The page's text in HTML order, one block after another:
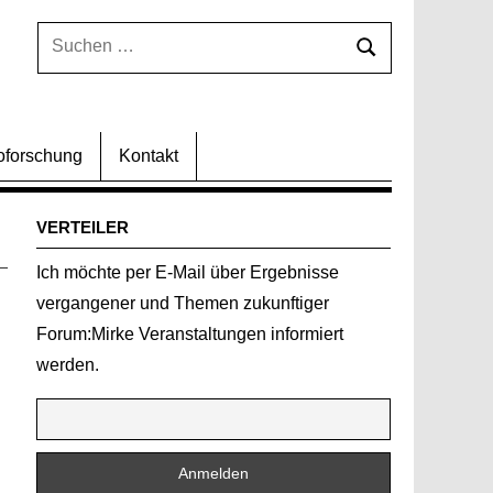
Suchen
Suchen
Kontakt
VERTEILER
Ich möchte per E-Mail über Ergebnisse
vergangener und Themen zukunftiger
Forum:Mirke Veranstaltungen informiert
werden.